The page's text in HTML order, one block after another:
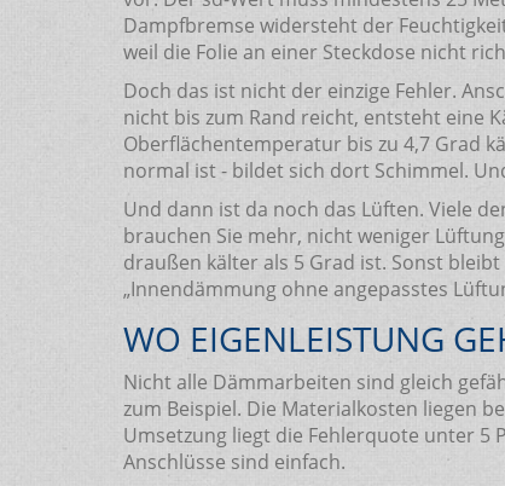
Dampfbremse widersteht der
weil die Folie an einer Steckdose nicht
Doch das ist nicht der einzige Fehler.
nicht bis zum Rand reicht, entsteht eine
Oberflächentemperatur bis zu 4,7 Grad
normal ist - bildet sich dort Schimmel.
Und dann ist da noch das Lüften. Viele
brauchen Sie mehr, nicht weniger
draußen kälter als 5 Grad ist. Sonst
„Innendämmung ohne angepasstes
WO EIGENLEISTUNG
Nicht alle Dämmarbeiten sind gleich
zum Beispiel. Die Materialkosten liegen
Umsetzung liegt die Fehlerquote unter 5
Anschlüsse sind einfach.